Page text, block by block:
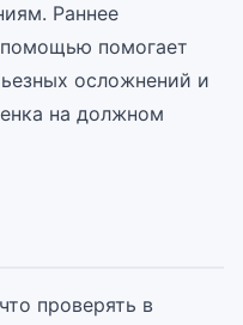
Раннее
помогает
осложнений и
на должном
проверять в